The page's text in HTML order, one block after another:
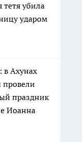
тетя убила
ударом
в Ахунах
провели
праздник
Иоанна